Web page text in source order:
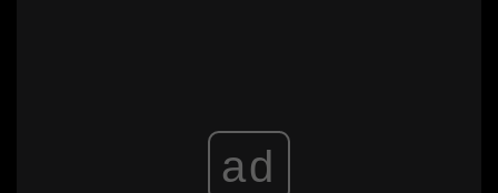
ad